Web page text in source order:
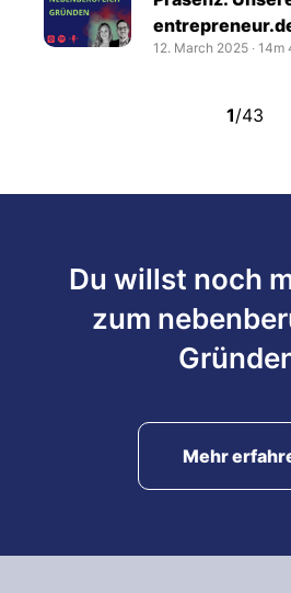
12. March 2025 ‧ 14m
1/43
Du willst noch
zum
Mehr